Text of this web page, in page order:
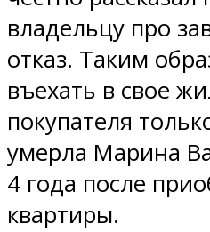
владельцу про
отказ. Таким
въехать в свое
покупателя
умерла Марина
4 года после
квартиры.